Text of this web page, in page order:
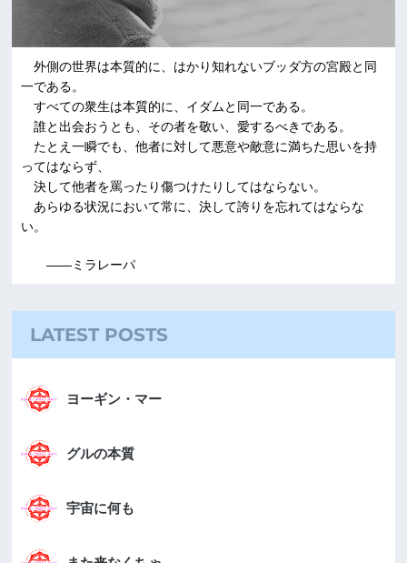
外側の世界は本質的に、はかり知れないブッダ方の宮殿と同
一である。
すべての衆生は本質的に、イダムと同一である。
誰と出会おうとも、その者を敬い、愛するべきである。
たとえ一瞬でも、他者に対して悪意や敵意に満ちた思いを持
ってはならず、
決して他者を罵ったり傷つけたりしてはならない。
あらゆる状況において常に、決して誇りを忘れてはならな
い。
――ミラレーパ
LATEST POSTS
ヨーギン・マー
グルの本質
宇宙に何も